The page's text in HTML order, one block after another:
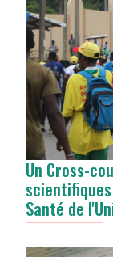
Un Cross-
Santé de